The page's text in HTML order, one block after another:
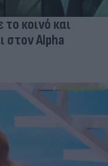
κοινό και
στον Alpha